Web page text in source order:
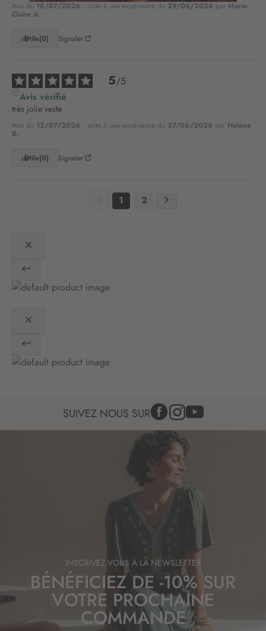
Avis du 18/07/2026 , suite à une expérience du 29/06/2026 par Marie-
Claire A.
Utile(0) Signaler
5/5
Avis vérifié
très jolie veste
Avis du 12/07/2026 , suite à une expérience du 27/06/2026 par Helene
B.
Utile(0) Signaler
1 2
SUIVEZ NOUS SUR
INSCRIVEZ-VOUS À LA NEWSLETTER
BÉNÉFICIEZ DE -10% SUR
VOTRE PROCHAINE
COMMANDE
o
r
e
t
t
r
e
i
n